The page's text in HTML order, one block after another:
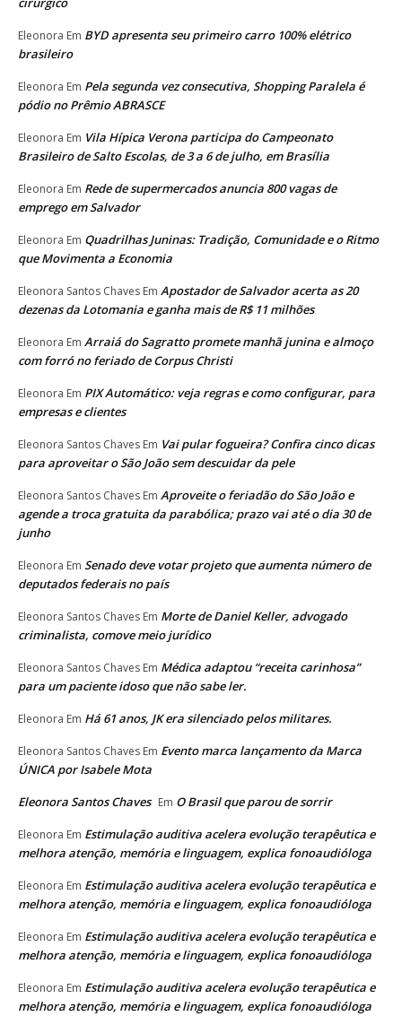
Eleonora Em BYD apresenta seu primeiro carro 100% elétrico
brasileiro
Eleonora Em Pela segunda vez consecutiva, Shopping Paralela é
pódio no Prêmio ABRASCE
Eleonora Em Vila Hípica Verona participa do Campeonato
Brasileiro de Salto Escolas, de 3 a 6 de julho, em Brasília
Eleonora Em Rede de supermercados anuncia 800 vagas de
emprego em Salvador
Eleonora Em Quadrilhas Juninas: Tradição, Comunidade e o Ritmo
que Movimenta a Economia
Eleonora Santos Chaves Em Apostador de Salvador acerta as 20
dezenas da Lotomania e ganha mais de R$ 11 milhões
Eleonora Em Arraiá do Sagratto promete manhã junina e almoço
com forró no feriado de Corpus Christi
Eleonora Em PIX Automático: veja regras e como configurar, para
empresas e clientes
Eleonora Santos Chaves Em Vai pular fogueira? Confira cinco dicas
para aproveitar o São João sem descuidar da pele
Eleonora Santos Chaves Em Aproveite o feriadão do São João e
agende a troca gratuita da parabólica; prazo vai até o dia 30 de
junho
Eleonora Em Senado deve votar projeto que aumenta número de
deputados federais no país
Eleonora Santos Chaves Em Morte de Daniel Keller, advogado
criminalista, comove meio jurídico
Eleonora Santos Chaves Em Médica adaptou “receita carinhosa”
para um paciente idoso que não sabe ler.
Eleonora Em Há 61 anos, JK era silenciado pelos militares.
Eleonora Santos Chaves Em Evento marca lançamento da Marca
ÚNICA por Isabele Mota
Eleonora Santos Chaves Em O Brasil que parou de sorrir
Eleonora Em Estimulação auditiva acelera evolução terapêutica e
melhora atenção, memória e linguagem, explica fonoaudióloga
Eleonora Em Estimulação auditiva acelera evolução terapêutica e
melhora atenção, memória e linguagem, explica fonoaudióloga
Eleonora Em Estimulação auditiva acelera evolução terapêutica e
melhora atenção, memória e linguagem, explica fonoaudióloga
Eleonora Em Estimulação auditiva acelera evolução terapêutica e
melhora atenção, memória e linguagem, explica fonoaudióloga